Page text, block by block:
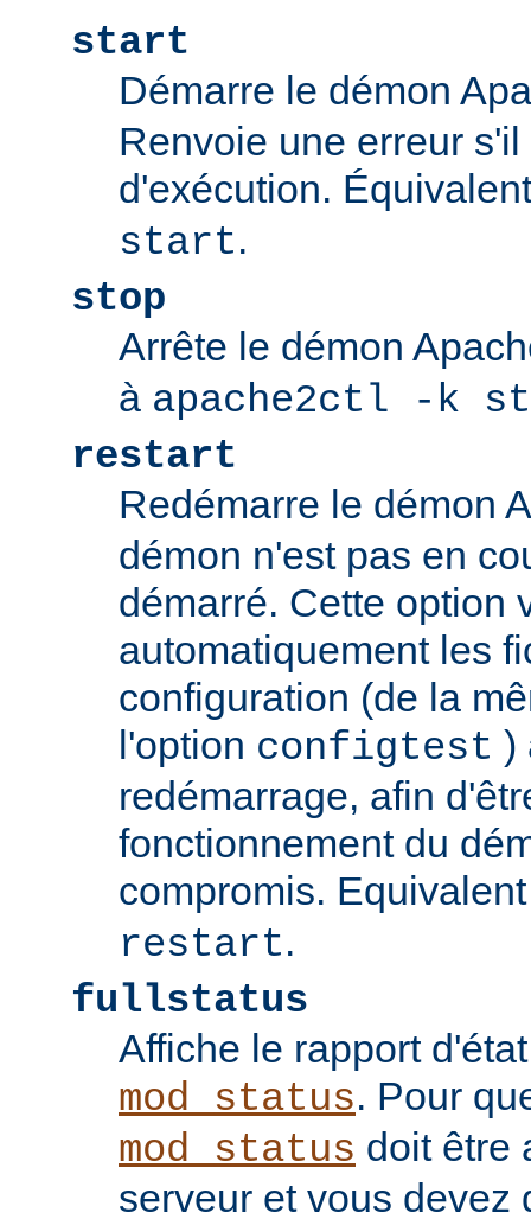
start
Démarre le démon
Renvoie une erreur
d'exécution.
start.
stop
Arrête le démon
à apache2ctl -k
restart
Redémarre le démon
démon n'est pas en
démarré. Cette option
automatiquement les
configuration (de la
l'option configtest )
redémarrage, afin
fonctionnement du
compromis.
restart.
fullstatus
Affiche le rapport
mod_status. Pour
mod_status doit être
serveur et vous devez